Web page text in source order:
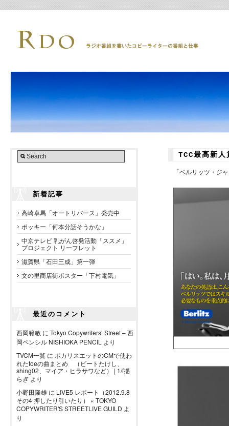
新着記事
高崎卓馬「オートリバース」発売中
ポッキー「何本分話そうかな」
中京テレビ 乳がん啓発活動「ススメ」
プロジェクト リーフレット
滋賀県「石田三成」第一弾
文の里商店街ポスター「下村電気」
最近のコメント
西岡範敏 に Tokyo Copywriters’ Street – 西
岡ペンシル NISHIOKA PENCIL より
TVCM一覧 に ポカリスエットのCMで使わ
れたtoeの曲まとめ （ビートたけし、
shing02、マイア・ヒラサワなど） | 1/f揺
らぎ より
小野田隆雄 に LIVE5 レポート（2012.9.8
その4 押したり引いたり） « TOKYO
COPYWRITER'S STREETLIVE GUILD よ
り
TCC最高新人
「ベルリッツ・ジ